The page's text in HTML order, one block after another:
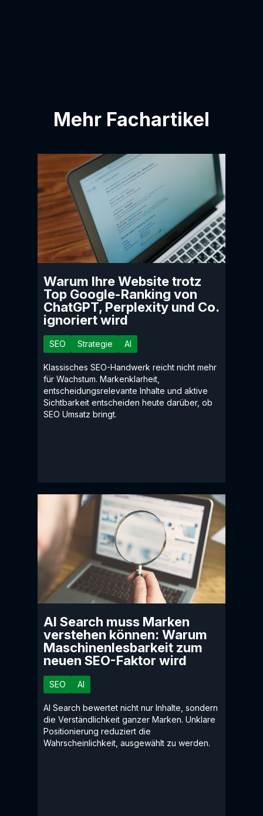
Mehr Fachartikel
Warum Ihre Website trotz
Top Google-Ranking von
ChatGPT, Perplexity und Co.
ignoriert wird
SEO Strategie AI
Klassisches SEO-Handwerk reicht nicht mehr
für Wachstum. Markenklarheit,
entscheidungsrelevante Inhalte und aktive
Sichtbarkeit entscheiden heute darüber, ob
SEO Umsatz bringt.
AI Search muss Marken
verstehen können: Warum
Maschinenlesbarkeit zum
neuen SEO-Faktor wird
SEO AI
AI Search bewertet nicht nur Inhalte, sondern
die Verständlichkeit ganzer Marken. Unklare
Positionierung reduziert die
Wahrscheinlichkeit, ausgewählt zu werden.